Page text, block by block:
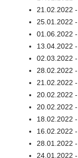
21.02.2022
25.01.2022
01.06.2022
13.04.2022
02.03.2022
28.02.2022
21.02.2022
20.02.2022
20.02.2022
18.02.2022
16.02.2022
28.01.2022
24.01.2022